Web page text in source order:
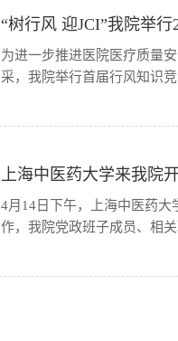
“树行风 迎JCI”我院举
为进一步推进医院医疗质量
采，我院举行首届行风知识
上海中医药大学来我院
4月14日下午，上海中医药大
作，我院党政班子成员、相